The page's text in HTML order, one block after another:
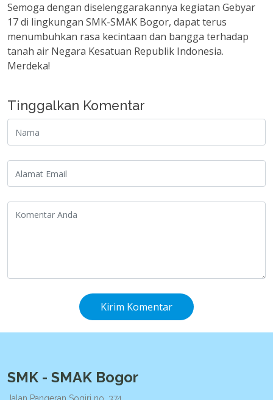
Semoga dengan diselenggarakannya kegiatan Gebyar
17 di lingkungan SMK-SMAK Bogor, dapat terus
menumbuhkan rasa kecintaan dan bangga terhadap
tanah air Negara Kesatuan Republik Indonesia.
Merdeka!
Tinggalkan Komentar
Kirim Komentar
SMK - SMAK Bogor